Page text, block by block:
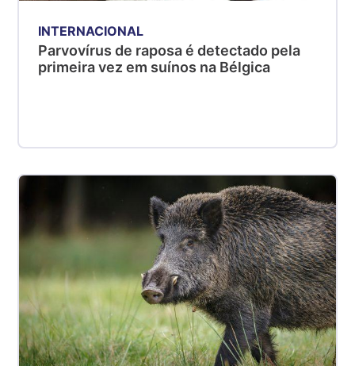
INTERNACIONAL
Parvovírus de raposa é detectado pela
primeira vez em suínos na Bélgica